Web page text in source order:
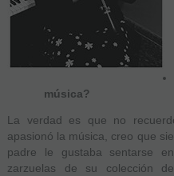
música?
La verdad es que no
apasionó la música, creo que
padre le gustaba sentarse
zarzuelas de su colección